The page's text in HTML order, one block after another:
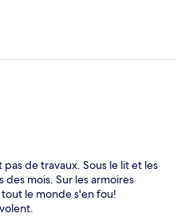
de travaux. Sous le lit et les
mois. Sur les armoires
le monde s'en fou!